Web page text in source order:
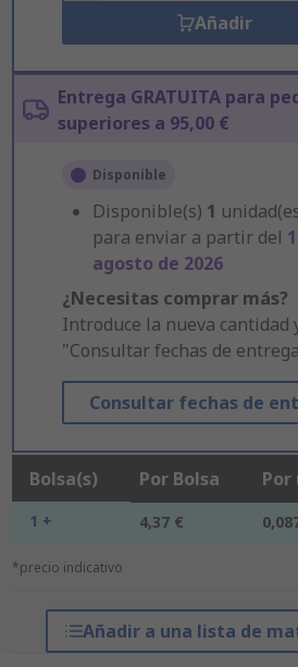
Añadir
Entrega GRATUITA para
superiores a 95,00 €
Disponible
Disponible(s) 1
para enviar a partir del
agosto de 2026
¿Necesitas comprar más?
Introduce la nueva cantidad
"Consultar fechas de
Consultar fechas de
Bolsa(s) Por Bolsa Por
1 + 4,37 €
*precio indicativo
Añadir a una lista de